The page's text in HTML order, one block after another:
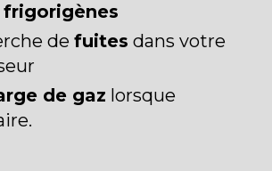
de fuites dans votre
de gaz lorsque